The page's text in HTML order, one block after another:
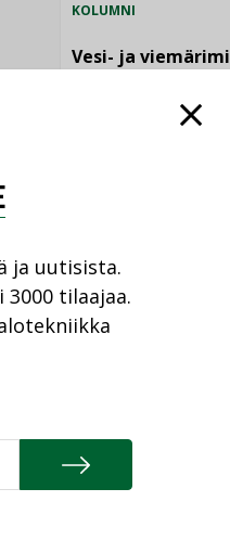
KOLUMNI
Vesi- ja
jämähtänyt
NIMITYKSET
NIMITYKSET
ja uutisista.
tilaajaa.